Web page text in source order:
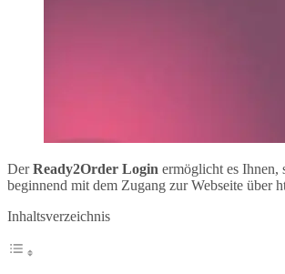
DerReady2Order Login ermöglicht es Ihnen,
beginnend mit dem Zugang zur Webseite über
Inhaltsverzeichnis